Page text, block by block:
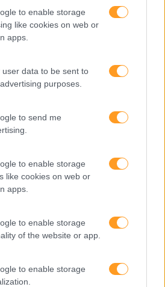
to enable storage
like cookies on web or
apps.
user data to be sent to
purposes.
to send me
to enable storage
like cookies on web or
apps.
to enable storage
of the website or app.
to enable storage
usar a escuta
reter talento,
com base em
e os dados
em IA para
a mão na massa”